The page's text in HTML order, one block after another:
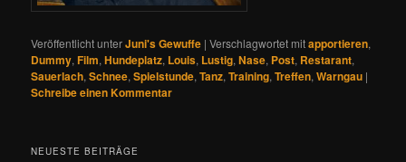
Veröffentlicht unterJuni's Gewuffe |Verschlagwortet mitapportieren,
Dummy,Film,Hundeplatz, Louis, Lustig,Nase, Post, Restarant,
Sauerlach,Schnee,Spielstunde,Tanz,Training,Treffen,Warngau |
Schreibe einen Kommentar
NEUESTE BEITRÄGE